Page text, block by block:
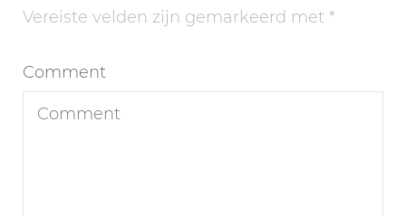
Vereiste velden zijn gemarkeerd met *
Comment